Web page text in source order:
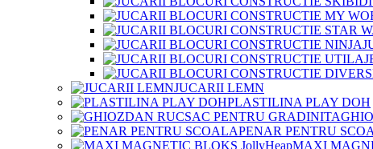
JUCARII LEMN
PLASTILINA PLAY DOH
PENAR PENTRU
MAXI